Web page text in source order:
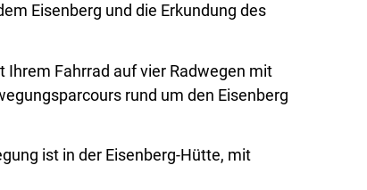
Eisenberg und die Erkundung des
Ihrem Fahrrad auf vier Radwegen mit
rund um den Eisenberg
ist in der Eisenberg-Hütte, mit